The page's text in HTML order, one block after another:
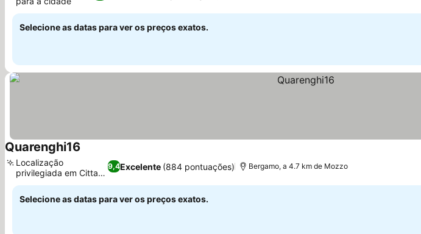
Selecione as datas para ver os preços exatos.
Quarenghi16
9,4Excelente (884 pontuações)
Localização
privilegiada em Citta
Bassa
Bergamo, a 4.7 km de Mozzo
Selecione as datas para ver os preços exatos.